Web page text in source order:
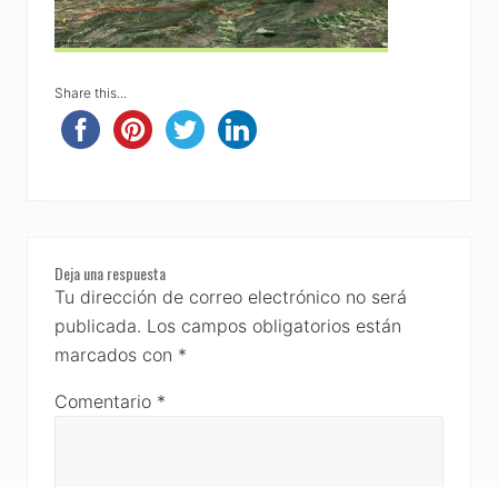
Share this...
Reader
Interactions
Deja una respuesta
Tu dirección de correo electrónico no será
publicada. Los campos obligatorios están
marcados con *
Comentario *